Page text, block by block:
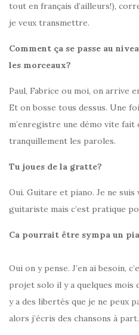
tout en français d’ailleurs!),
je veux transmettre.
Comment ça se passe au
les morceaux?
Paul, Fabrice ou moi, on arrive
Et on bosse tous dessus. Une
m’enregistre une démo vite fait
tranquillement les paroles.
Tu joues de la gratte?
Oui. Guitare et piano. Je ne suis
guitariste mais c’est pratique
Ca pourrait être sympa un
Oui on y pense. J’en ai besoin,
projet solo il y a quelques mois
y a des libertés que je ne peux
alors j’écris des chansons à part.